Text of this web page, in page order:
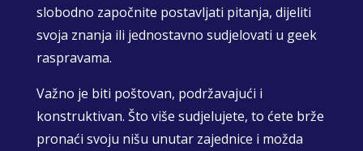
slobodno započnite postavljati pitanja, dijeliti
svoja znanja ili jednostavno sudjelovati u geek
raspravama.
Važno je biti poštovan, podržavajući i
konstruktivan. Što više sudjelujete, to ćete brže
pronaći svoju nišu unutar zajednice i možda